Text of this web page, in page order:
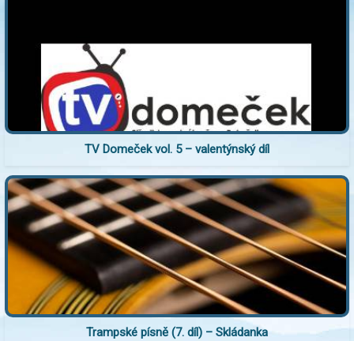
TV Domeček vol. 5 – valentýnský díl
Trampské písně (7. díl) – Skládanka